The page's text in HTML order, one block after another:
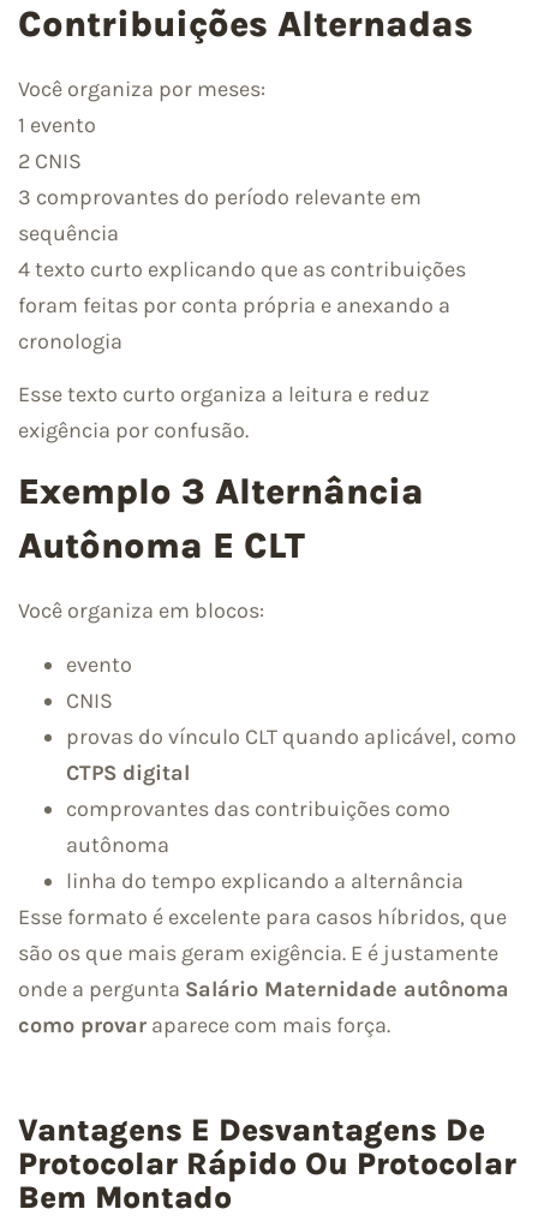
Contribuições Alternadas
Você organiza por meses:
1 evento
2 CNIS
3 comprovantes do período relevante em
sequência
4 texto curto explicando que as contribuições
foram feitas por conta própria e anexando a
cronologia
Esse texto curto organiza a leitura e reduz
exigência por confusão.
Exemplo 3 Alternância
Autônoma E CLT
Você organiza em blocos:
evento
CNIS
provas do vínculo CLT quando aplicável, como
CTPS digital
comprovantes das contribuições como
autônoma
linha do tempo explicando a alternância
Esse formato é excelente para casos híbridos, que
são os que mais geram exigência. E é justamente
onde a pergunta Salário Maternidade autônoma
como provar aparece com mais força.
Vantagens E Desvantagens De
Protocolar Rápido Ou Protocolar
Bem Montado